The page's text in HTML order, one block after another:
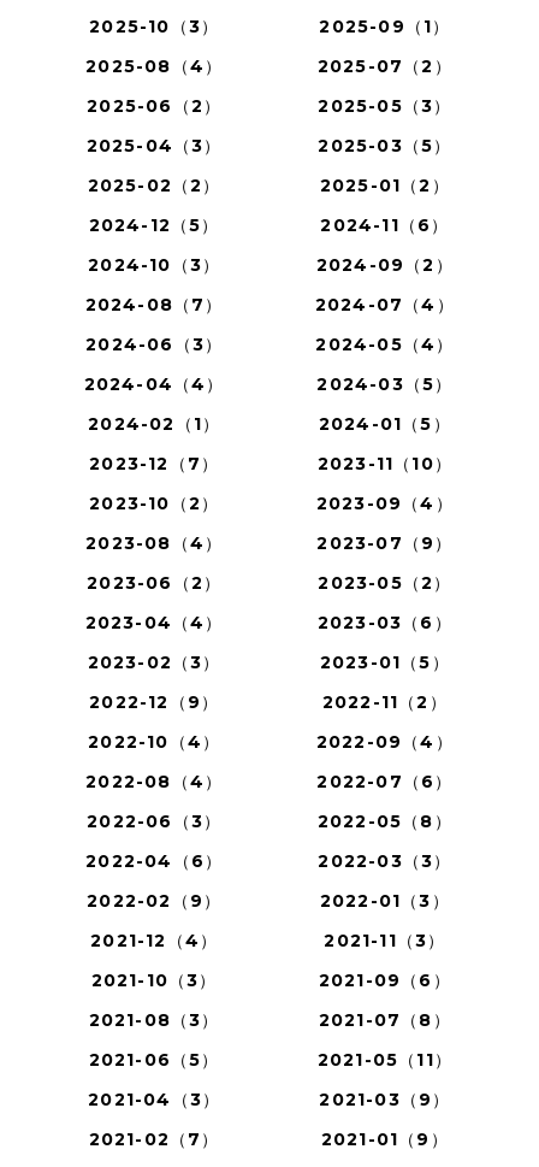
2025-10（3）
2025-09（1）
2025-08（4）
2025-07（2）
2025-06（2）
2025-05（3）
2025-04（3）
2025-03（5）
2025-02（2）
2025-01（2）
2024-12（5）
2024-11（6）
2024-10（3）
2024-09（2）
2024-08（7）
2024-07（4）
2024-06（3）
2024-05（4）
2024-04（4）
2024-03（5）
2024-02（1）
2024-01（5）
2023-12（7）
2023-11（10）
2023-10（2）
2023-09（4）
2023-08（4）
2023-07（9）
2023-06（2）
2023-05（2）
2023-04（4）
2023-03（6）
2023-02（3）
2023-01（5）
2022-12（9）
2022-11（2）
2022-10（4）
2022-09（4）
2022-08（4）
2022-07（6）
2022-06（3）
2022-05（8）
2022-04（6）
2022-03（3）
2022-02（9）
2022-01（3）
2021-12（4）
2021-11（3）
2021-10（3）
2021-09（6）
2021-08（3）
2021-07（8）
2021-06（5）
2021-05（11）
2021-04（3）
2021-03（9）
2021-02（7）
2021-01（9）